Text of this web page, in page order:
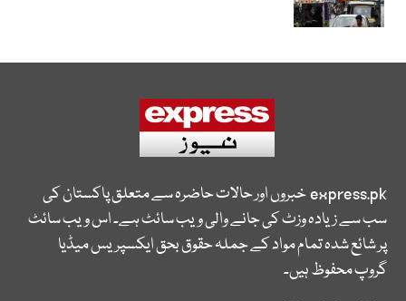
express.pkخبروں اور حالات حاضرہ سے متعلق پاکستان کی
سب سے زیادہ وزٹ کی جانے والی ویب سائٹ ہے۔ اس ویب سائٹ
پر شائع شدہ تمام مواد کے جملہ حقوق بحق ایکسپریس میڈیا
گروپ محفوظ ہیں۔